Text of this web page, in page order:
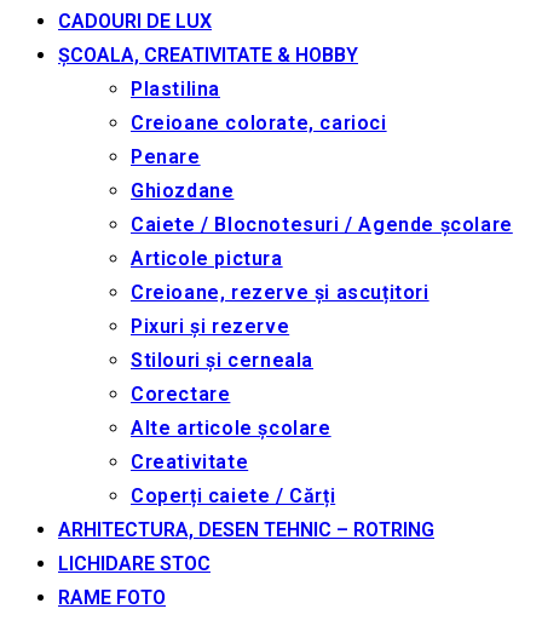
CADOURI DE LUX
ȘCOALA, CREATIVITATE & HOBBY
Plastilina
Creioane colorate, carioci
Penare
Ghiozdane
Caiete / Blocnotesuri / Agende școlare
Articole pictura
Creioane, rezerve și ascuțitori
Pixuri și rezerve
Stilouri și cerneala
Corectare
Alte articole școlare
Creativitate
Coperți caiete / Cărți
ARHITECTURA, DESEN TEHNIC – ROTRING
LICHIDARE STOC
RAME FOTO